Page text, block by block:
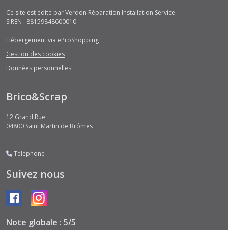
Ce site est édité par Verdon Réparation Installation Service.
SIREN : 88159848600010
Hébergement via eProShopping
Gestion des cookies
Données personnelles
Brico&Scrap
12 Grand Rue
04800 Saint Martin de Brômes
Téléphone
Suivez nous
Note globale : 5/5